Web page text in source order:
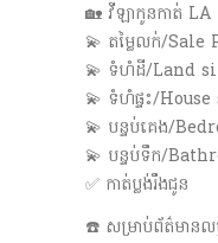
🏡 វីឡាកូនកាត់
💫 តម្លៃលក់/Sale
💫 ទំហំដី/Land
💫 ទំហំផ្ទះ/
💫 បន្ទប់គេង/
💫 បន្ទប់ទឹក/
✅ កាត់ប្លង់រឹងជូន
☎️ សម្រាប់ព័ត៌មាន